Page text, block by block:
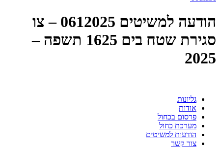
הודעה למשיטים 0612025 – צו
סגירת שטח בים 1625 תשפה –
2025
גליונות
אודות
פרסום בכחול
מערכת כחול
הודעות למשיטים
צור קשר